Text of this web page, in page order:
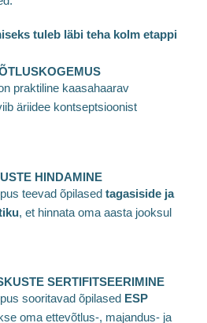
tuleb läbi teha kolm etappi
praktiline kaasahaarav
äriidee kontseptsioonist
HINDAMINE
teevad õpilased tagasiside ja
, et hinnata oma aasta jooksul
SERTIFITSEERIMINE
sooritavad õpilased ESP
oma ettevõtlus-, majandus- ja